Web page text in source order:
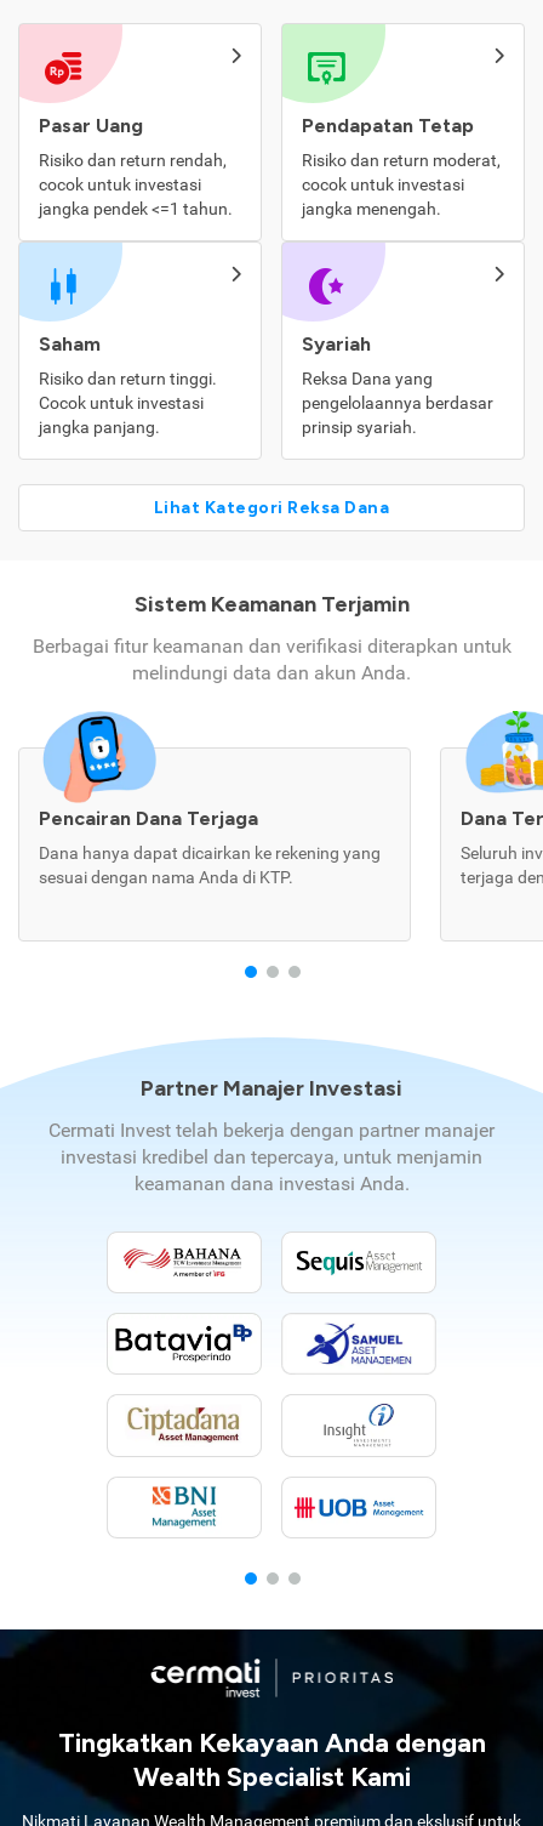
Pasar Uang
Risiko dan return rendah,
cocok untuk investasi
jangka pendek <=1 tahun.
Pendapatan Tetap
Risiko dan return moderat,
cocok untuk investasi
jangka menengah.
Saham
Risiko dan return tinggi.
Cocok untuk investasi
jangka panjang.
Syariah
Reksa Dana yang
pengelolaannya berdasar
prinsip syariah.
Lihat Kategori Reksa Dana
Sistem Keamanan Terjamin
Berbagai fitur keamanan dan verifikasi diterapkan untuk
melindungi data dan akun Anda.
Pencairan Dana Terjaga
Dana hanya dapat dicairkan ke rekening yang
sesuai dengan nama Anda di KTP.
Dana
Seluruh
terjaga
Partner Manajer Investasi
Cermati Invest telah bekerja dengan partner manajer
investasi kredibel dan tepercaya, untuk menjamin
keamanan dana investasi Anda.
Tingkatkan Kekayaan Anda dengan
Wealth Specialist Kami
Nikmati Layanan Wealth Management premium dan ekslusif untuk